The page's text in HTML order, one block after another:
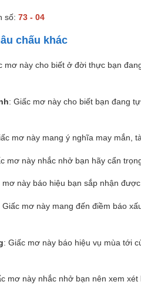
số: 73 - 04
chấu khác
mơ này cho biết ở đời thực bạn
: Giấc mơ này cho biết bạn đang
mơ này mang ý nghĩa may mắn,
mơ này nhắc nhở bạn hãy cẩn
mơ này báo hiệu bạn sắp nhận
Giấc mơ này mang đến điềm báo
: Giấc mơ này báo hiệu vụ mùa tới
mơ này nhắc nhở bạn nên xem